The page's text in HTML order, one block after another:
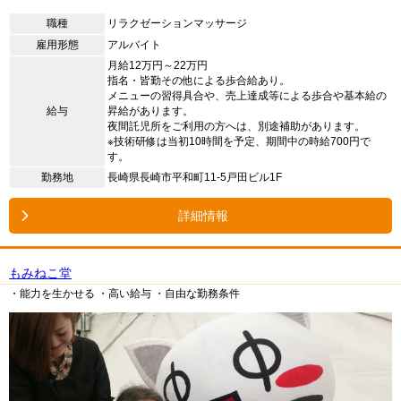
職種
リラクゼーションマッサージ
雇用形態
アルバイト
給与
月給12万円～22万円
指名・皆勤その他による歩合給あり。
メニューの習得具合や、売上達成等による歩合や基本給の
昇給があります。
夜間託児所をご利用の方へは、別途補助があります。
※技術研修は当初10時間を予定、期間中の時給700円で
す。
勤務地
長崎県長崎市平和町11-5戸田ビル1F
詳細情報
もみねこ堂
・能力を生かせる ・高い給与 ・自由な勤務条件